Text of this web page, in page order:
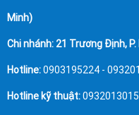
Minh)
Chi nhánh: 21 Trương Định,
Hotline:0903195224 -
Hotline kỹ thuật:0932013015